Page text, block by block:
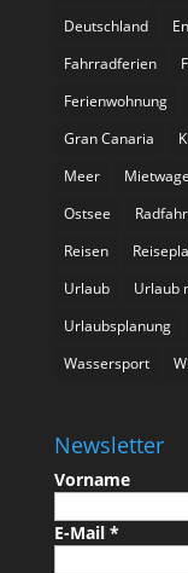
Deutschland
Fahrradferien
Ferienwohnung
Gran Canaria
Meer
Ostsee
Reisen
Urlaub
Urlaub
Urlaubsplanung
Wassersport
Newsletter
Vorname
E-Mail *